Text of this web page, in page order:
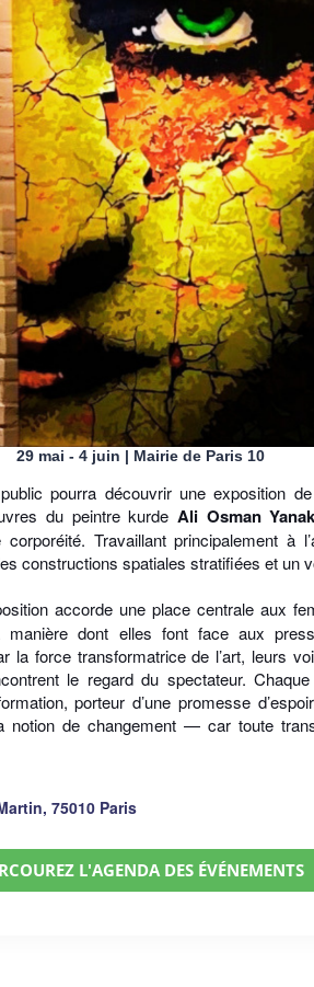
29 mai - 4 juin | Mairie de Paris 10
pourra découvrir une exposition
du peintre kurde Ali Osman Yanak
corporéité. Travaillant principalement à
constructions spatiales stratifiées et un
accorde une place centrale aux
dont elles font face aux
la force transformatrice de l’art, leurs
le regard du spectateur.
porteur d’une promesse
notion de changement — car toute
75010 Paris
L'AGENDA DES ÉVÉNEMENTS